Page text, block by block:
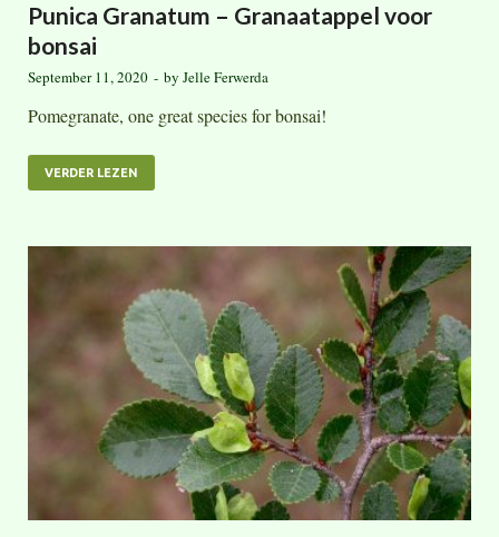
Punica Granatum – Granaatappel voor
bonsai
September 11, 2020 - by Jelle Ferwerda
Pomegranate, one great species for bonsai!
VERDER LEZEN